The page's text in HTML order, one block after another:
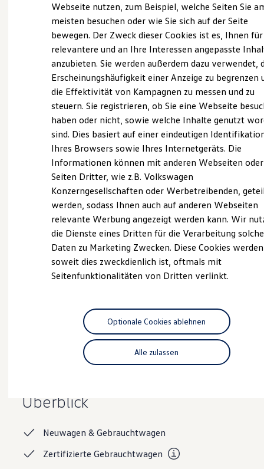
Laden
Laden unterwegs
Laden Zuhause
Ladestationen finden
Ladezeitensimulator
Batterie
Sicherheit
Garantie und Lebensdauer
Nachhaltigkeit
Technologie
Kosten und Kauf
Verbrauchskosten
Kaufoptionen
E-Auto-Förderung
Software und Konnektivität
ID. Software Versionen und Updates
Digitale Extras
Schnittstellen zu Ihrem ID.
Hybridautos
Marke und Erlebnis
Volkswagen R und R Experience
R-Modelle
Driving Experience
Volkswagen entdecken
Lifestyle Shop
T-Roc Kollektion
Golf Kollektion
ID. Kollektion
Volkswagen Kollektion
R-Kollektion
#wedriveproud
Software Updates
Inspektion und HU/AU
Wie können wir
Ihnen weiterhelfen?
Probefahrt vereinbaren
Fahrzeugangebot anfordern
Servicetermin buchen
Serviceanfrage stellen
Überblick
Neuwagen &Gebrauchtwagen
ZertifizierteGebrauchtwagen
Webseite nutzen, zum Beispiel, welche Seiten Sie
meisten besuchen oder wie Sie sich auf der Seite
bewegen. Der Zweck dieser Cookies ist es, Ihnen für
relevantere und an Ihre Interessen angepasste
anzubieten. Sie werden außerdem dazu verwendet,
Erscheinungshäufigkeit einer Anzeige zu begrenzen
die Effektivität von Kampagnen zu messen und zu
steuern. Sie registrieren, ob Sie eine Webseite
haben oder nicht, sowie welche Inhalte genutzt
sind. Dies basiert auf einer eindeutigen
Ihres Browsers sowie Ihres Internetgeräts. Die
Informationen können mit anderen Webseiten oder
Seiten Dritter, wie z.B. Volkswagen
Konzerngesellschaften oder Werbetreibenden,
werden, sodass Ihnen auch auf anderen Webseiten
relevante Werbung angezeigt werden kann. Wir
die Dienste eines Dritten für die Verarbeitung
Daten zu Marketing Zwecken. Diese Cookies
soweit dies zweckdienlich ist, oftmals mit
Seitenfunktionalitäten von Dritten verlinkt.
Alle zulassen
Optionale Cookies ablehnen